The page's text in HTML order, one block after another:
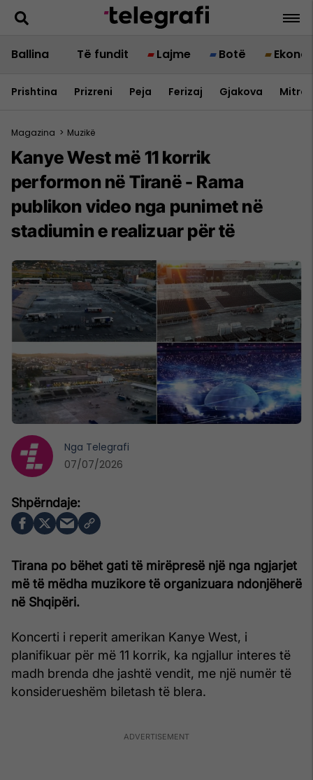
Ballina Të fundit Lajme Botë
Prishtina Prizreni Peja Ferizaj Gjakova
Magazina > Muzikë
Kanye West më 11 korrik
performon në Tiranë - Rama
publikon video nga punimet në
stadiumin e realizuar për të
Tirana po bëhet gati të mirëpresë një nga ngjarjet
më të mëdha muzikore të organizuara ndonjëherë
në Shqipëri.
Koncerti i reperit amerikan Kanye West, i
planifikuar për më 11 korrik, ka ngjallur interes të
madh brenda dhe jashtë vendit, me një numër të
konsiderueshëm biletash të blera.
Nga Telegrafi
07/07/2026